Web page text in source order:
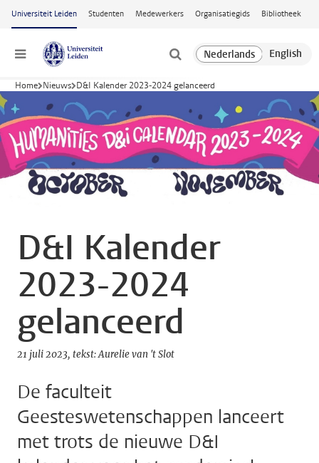
Ga naar hoofdinhoud
Universiteit Leiden Studenten Medewerkers Organisatiegids Bibliotheek
Menu
Home Nieuws D&I Kalender 2023-2024 gelanceerd
D&I Kalender
2023-2024
gelanceerd
21 juli 2023 tekst: Aurelie van 't Slot
De faculteit
Geesteswetenschappen lanceert
met trots de nieuwe D&I